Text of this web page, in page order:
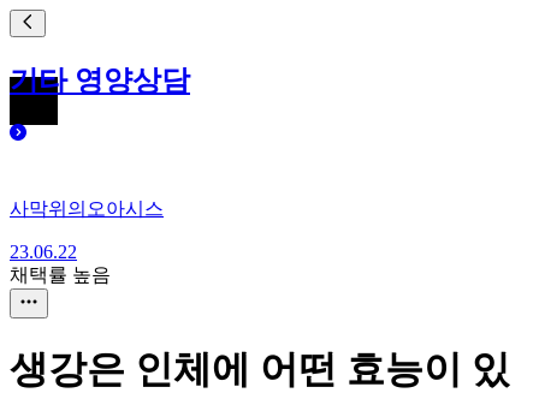
기타 영양상담
사막위의오아시스
23.06.22
채택률 높음
생강은 인체에 어떤 효능이 있